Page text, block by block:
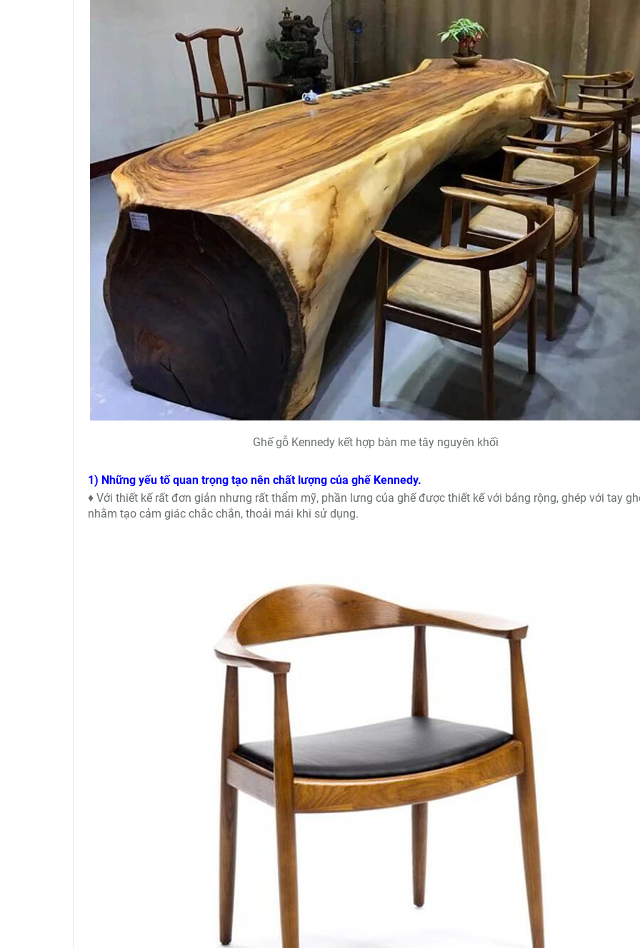
Ghế gỗ Kennedy kết hợp bàn me tây nguyên khối
1) Những yếu tố quan trọng tạo nên chất lượng của ghế Kennedy.
♦ Với thiết kế rất đơn giản nhưng rất thẩm mỹ, phần lưng của ghế được thiết kế với bảng rộng, ghép với tay
nhằm tạo cảm giác chắc chắn, thoải mái khi sử dụng.